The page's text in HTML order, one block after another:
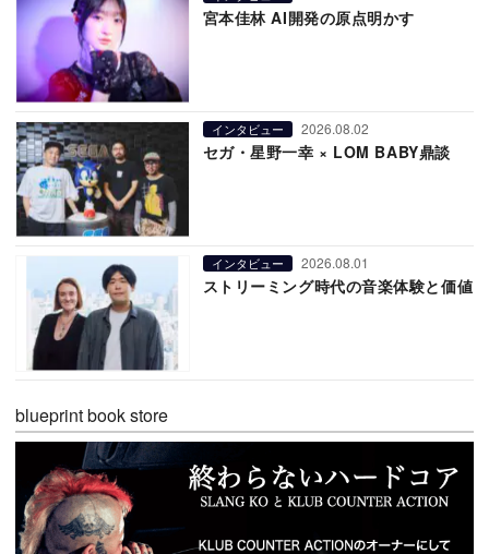
宮本佳林 AI開発の原点明かす
インタビュー 2026.08.02
セガ・星野一幸 × LOM BABY鼎談
インタビュー 2026.08.01
ストリーミング時代の音楽体験と価値
blueprint book store